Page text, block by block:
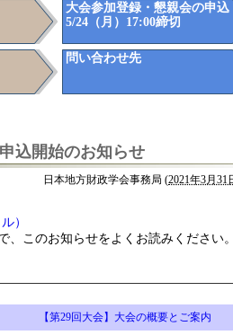
大会参加登録・懇親会の申込
5/24（月）17:00締切
問い合わせ先
込開始のお知らせ
日本地方財政学会事務局 (2021年3月31
）
このお知らせをよくお読みください。
【第29回大会】大会の概要とご案内